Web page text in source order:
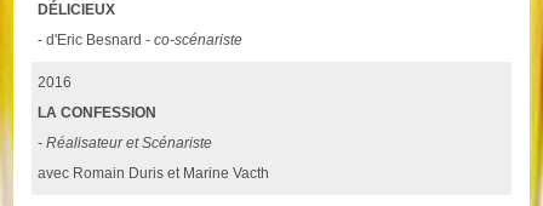
DÉLICIEUX
- d'Eric Besnard -co-scénariste
2016
LA CONFESSION
-Réalisateur et Scénariste
avec Romain Duris et Marine Vacth